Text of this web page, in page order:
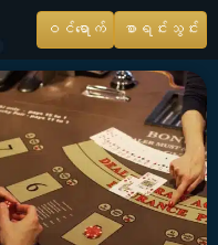
ဝင်ရောက် စာရင်းသွင်း